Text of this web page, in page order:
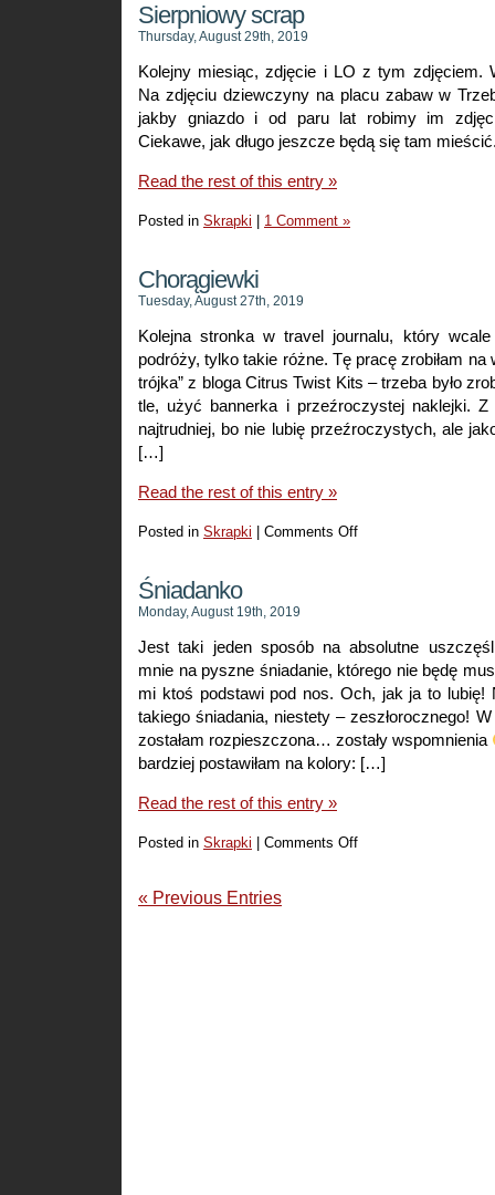
Sierpniowy scrap
Thursday, August 29th, 2019
Kolejny miesiąc, zdjęcie i LO z tym zdjęciem.
Na zdjęciu dziewczyny na placu zabaw w
jakby gniazdo i od paru lat robimy im
Ciekawe, jak długo jeszcze będą się tam
Read the rest of this entry »
Posted in Skrapki 1 Comment »
Chorągiewki
Tuesday, August 27th, 2019
Kolejna stronka w travel journalu, który
podróży, tylko takie różne. Tę pracę zrobiłam na
trójka” z bloga Citrus Twist Kits – trzeba było
tle, użyć bannerka i przeźroczystej naklejki. Z
najtrudniej, bo nie lubię przeźroczystych, ale
[…]
Read the rest of this entry »
Posted in Skrapki Comments Offon
Śniadanko
Monday, August 19th, 2019
Jest taki jeden sposób na absolutne
mnie na pyszne śniadanie, którego nie będę
mi ktoś podstawi pod nos. Och, jak ja to lubię!
takiego śniadania, niestety – zeszłorocznego!
zostałam rozpieszczona… zostały wspomnienia
bardziej postawiłam na kolory: […]
Read the rest of this entry »
Posted in Skrapki Comments Offon
« Previous Entries